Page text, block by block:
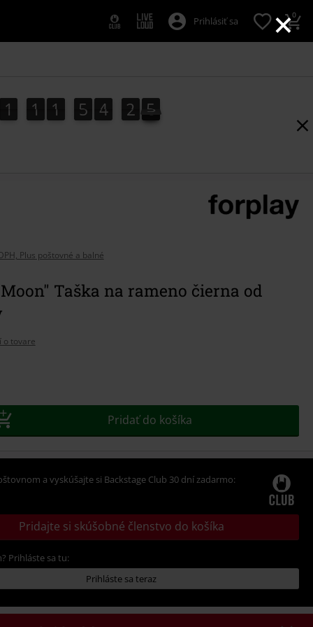
×
Prihlásiť sa 0
1
1 1
1 1
1 5
5 4
4 2
3
2 4
5
4
6
5
Plus poštovné a balné
Taška na rameno čierna od
o tovare
Pridať do košíka
a vyskúšajte si Backstage Club 30 dní zadarmo:
Pridajte si skúšobné členstvo do košíka
Prihláste sa tu:
Prihláste sa teraz